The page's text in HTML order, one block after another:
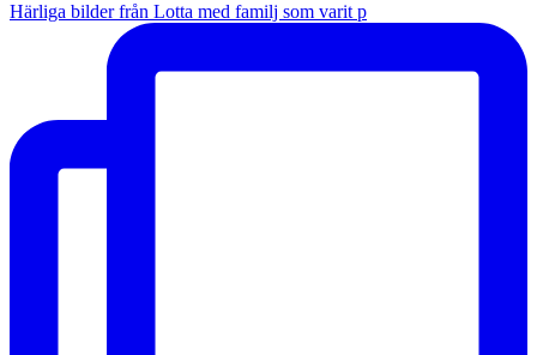
Härliga bilder från Lotta med familj som varit p